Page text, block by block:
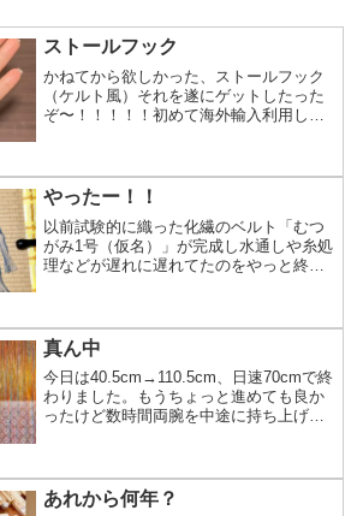
ストールフック
かねてから欲しかった、ストールフック
（ケルト風）それを遂にゲットしたった
ぞ〜！！！！！初めて海外輸入利用して
先着10名の方に無料でお付けしようかと
思ってます。以前こう言...
やったー！！
以前試験的に織った化繊のベルト「むつ
がみ1号（仮名）」が完成し水通しや糸処
理などが遅れに遅れてたのをやっと終わ
真ん中
今日は40.5cm→110.5cm、日速70cmで終
わりました。もうちょっと進めても良か
ったけど数時間両腕を中途に持ち上げた
両腕を上げ続けて織るものではないけど
も広幅を...
あれから何年？